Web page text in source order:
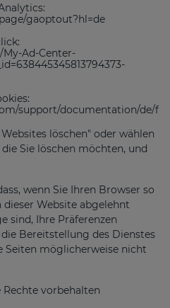
gaoptout?hl=de
Ad-Center-
support/documentation/de/
löschen" oder wählen
Sie löschen möchten, und
wenn Sie Ihren Browser so
dieser Website abgelehnt
sind, Ihre Präferenzen
Bereitstellung des Dienstes
Seiten möglicherweise nicht
Rechte vorbehalten